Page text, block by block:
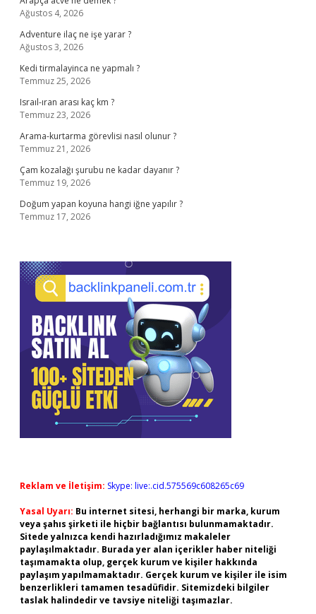
Ağustos 4, 2026
Adventure ilaç ne işe yarar ?
Ağustos 3, 2026
Kedi tirmalayinca ne yapmalı ?
Temmuz 25, 2026
Israıl-ıran arası kaç km ?
Temmuz 23, 2026
Arama-kurtarma görevlisi nasıl olunur ?
Temmuz 21, 2026
Çam kozalağı şurubu ne kadar dayanır ?
Temmuz 19, 2026
Doğum yapan koyuna hangi iğne yapılır ?
Temmuz 17, 2026
Reklam ve İletişim: Skype: live:.cid.575569c608265c69
Yasal Uyarı: Bu internet sitesi, herhangi bir marka, kurum
veya şahıs şirketi ile hiçbir bağlantısı bulunmamaktadır.
Sitede yalnızca kendi hazırladığımız makaleler
paylaşılmaktadır. Burada yer alan içerikler haber niteliği
taşımamakta olup, gerçek kurum ve kişiler hakkında
paylaşım yapılmamaktadır. Gerçek kurum ve kişiler ile isim
benzerlikleri tamamen tesadüfidir. Sitemizdeki bilgiler
taslak halindedir ve tavsiye niteliği taşımazlar.